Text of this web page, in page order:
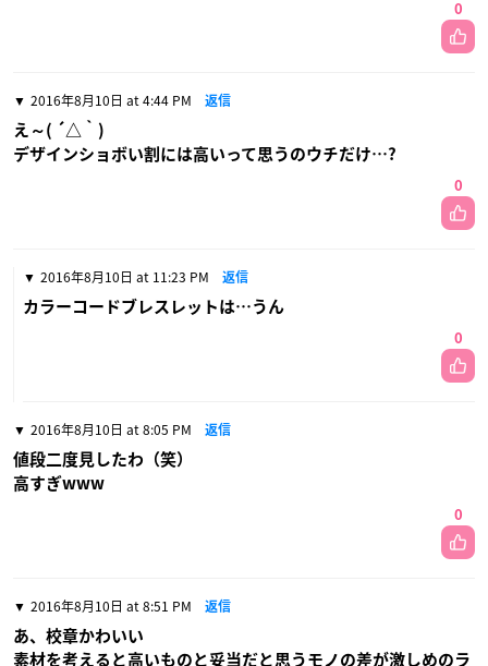
0
2016年8月10日 at 4:44 PM 返信
え～( ´△｀)
デザインショボい割には高いって思うのウチだけ…?
0
2016年8月10日 at 11:23 PM 返信
カラーコードブレスレットは…うん
0
2016年8月10日 at 8:05 PM 返信
値段二度見したわ（笑）
高すぎwww
0
2016年8月10日 at 8:51 PM 返信
あ、校章かわいい
素材を考えると高いものと妥当だと思うモノの差が激しめのラ